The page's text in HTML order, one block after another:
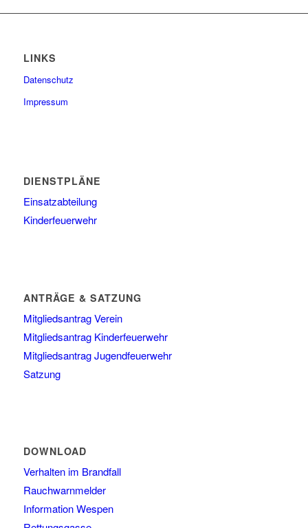
LINKS
Datenschutz
Impressum
DIENSTPLÄNE
Einsatzabteilung
Kinderfeuerwehr
ANTRÄGE & SATZUNG
Mitgliedsantrag Verein
Mitgliedsantrag Kinderfeuerwehr
Mitgliedsantrag Jugendfeuerwehr
Satzung
DOWNLOAD
Verhalten im Brandfall
Rauchwarnmelder
Information Wespen